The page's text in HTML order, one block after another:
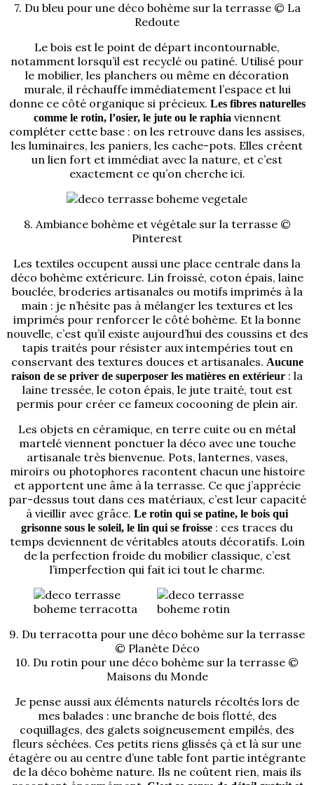
7. Du bleu pour une déco bohème sur la terrasse © La
Redoute
Le bois est le point de départ incontournable,
notamment lorsqu’il est recyclé ou patiné. Utilisé pour
le mobilier, les planchers ou même en décoration
murale, il réchauffe immédiatement l’espace et lui
donne ce côté organique si précieux. Les fibres naturelles
comme le rotin, l’osier, le jute ou le raphiaviennent
compléter cette base : on les retrouve dans les assises,
les luminaires, les paniers, les cache-pots. Elles créent
un lien fort et immédiat avec la nature, et c’est
exactement ce qu’on cherche ici.
8. Ambiance bohème et végétale sur la terrasse ©
Pinterest
Les textiles occupent aussi une place centrale dans la
déco bohème extérieure. Lin froissé, coton épais, laine
bouclée, broderies artisanales ou motifs imprimés à la
main : je n’hésite pas à mélanger les textures et les
imprimés pour renforcer le côté bohème. Et la bonne
nouvelle, c’est qu’il existe aujourd’hui des coussins et des
tapis traités pour résister aux intempéries tout en
conservant des textures douces et artisanales. Aucune
raison de se priver de superposer les matières en extérieur : la
laine tressée, le coton épais, le jute traité, tout est
permis pour créer ce fameux cocooning de plein air.
Les objets en céramique, en terre cuite ou en métal
martelé viennent ponctuer la déco avec une touche
artisanale très bienvenue. Pots, lanternes, vases,
miroirs ou photophores racontent chacun une histoire
et apportent une âme à la terrasse. Ce que j’apprécie
par-dessus tout dans ces matériaux, c’est leur capacité
à vieillir avec grâce. Le rotin qui se patine, le bois qui
grisonne sous le soleil, le lin qui se froisse : ces traces du
temps deviennent de véritables atouts décoratifs. Loin
de la perfection froide du mobilier classique, c’est
l’imperfection qui fait ici tout le charme.
9. Du terracotta pour une déco bohème sur la terrasse
© Planète Déco
10. Du rotin pour une déco bohème sur la terrasse ©
Maisons du Monde
Je pense aussi aux éléments naturels récoltés lors de
mes balades : une branche de bois flotté, des
coquillages, des galets soigneusement empilés, des
fleurs séchées. Ces petits riens glissés çà et là sur une
étagère ou au centre d’une table font partie intégrante
de la déco bohème nature. Ils ne coûtent rien, mais ils